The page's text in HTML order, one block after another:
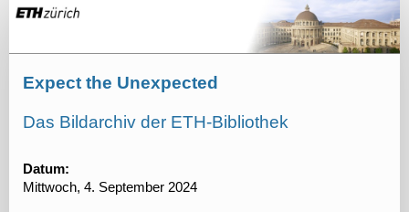
Anmeldung
Zürich
the
Unexpected
Expect the Unexpected
Das Bildarchiv der ETH-Bibliothek
Datum:
Mittwoch, 4. September 2024